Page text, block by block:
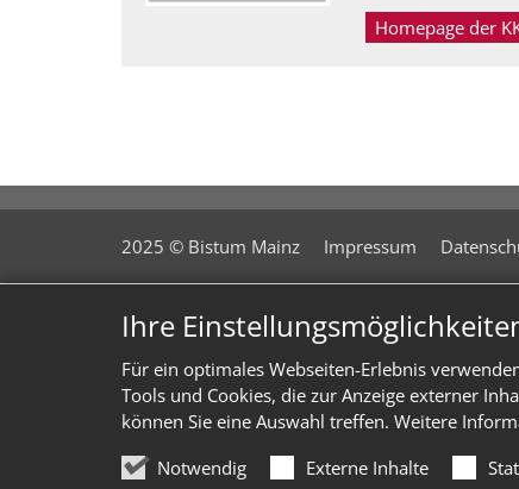
Ihre
Für ein optimales Webseiten-Erlebnis
Tools und Cookies, die zur Anzeige externer
können Sie eine Auswahl treffen. Weitere
Notwendig
Externe Inhalte
Homepage der
2025 © Bistum Mainz Impressum